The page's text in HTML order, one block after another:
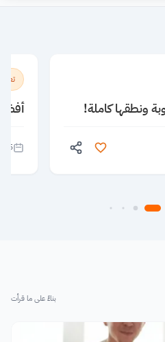
ونطقها كاملة! أفضل 5 معاهد لتعلم
بناءً على ما قرأت